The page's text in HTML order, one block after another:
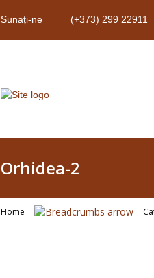
Sunați-ne (+373) 299 22911
Orhidea-2
Home